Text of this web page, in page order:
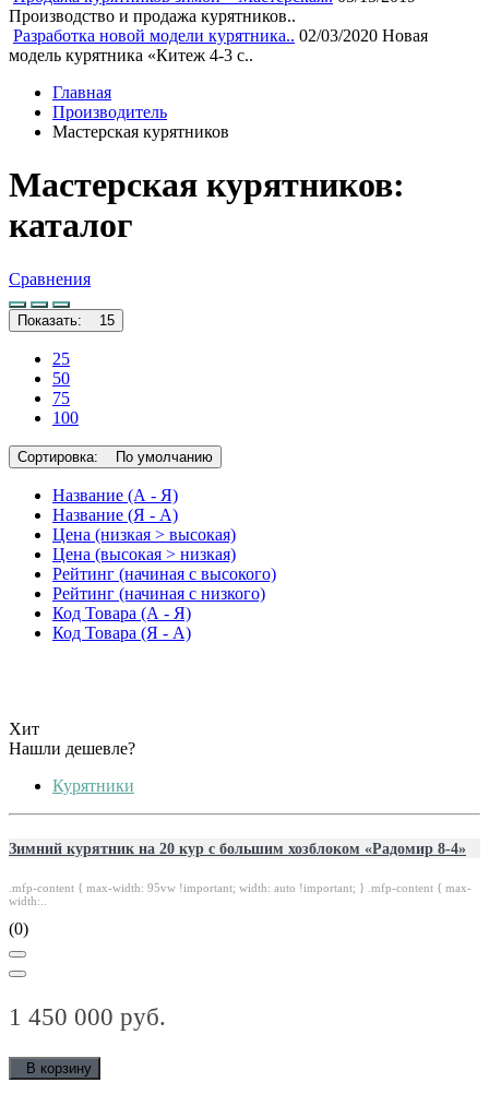
Производство и продажа курятников..
Разработка новой модели курятника.. 02/03/2020 Новая
модель курятника «Китеж 4-3 с..
Главная
Производитель
Мастерская курятников
Мастерская курятников:
каталог
Сравнения
Показать: 15
25
50
75
100
Сортировка: По умолчанию
Название (А - Я)
Название (Я - А)
Цена (низкая > высокая)
Цена (высокая > низкая)
Рейтинг (начиная с высокого)
Рейтинг (начиная с низкого)
Код Товара (А - Я)
Код Товара (Я - А)
Хит
Нашли дешевле?
Курятники
Зимний курятник на 20 кур с большим хозблоком «Радомир 8-4»
.mfp-content { max-width: 95vw !important; width: auto !important; } .mfp-content { max-
width:..
(0)
1 450 000 руб.
В корзину